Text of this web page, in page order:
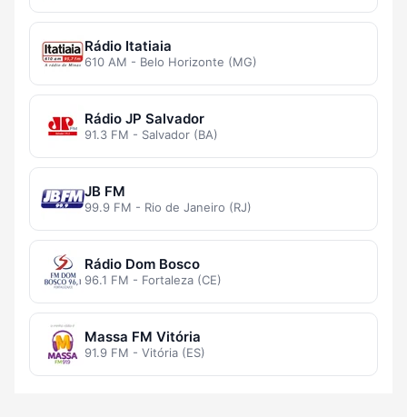
Rádio Itatiaia
610 AM - Belo Horizonte (MG)
Rádio JP Salvador
91.3 FM - Salvador (BA)
JB FM
99.9 FM - Rio de Janeiro (RJ)
Rádio Dom Bosco
96.1 FM - Fortaleza (CE)
Massa FM Vitória
91.9 FM - Vitória (ES)